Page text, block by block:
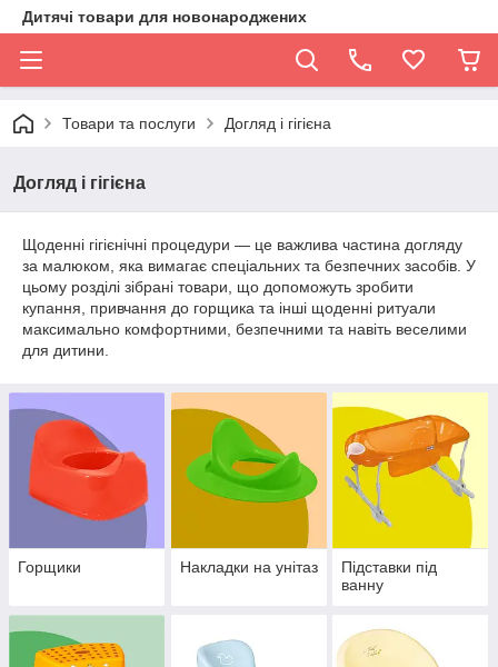
Дитячі товари для новонароджених
Товари та послуги Догляд і гігієна
Догляд і гігієна
Щоденні гігієнічні процедури — це важлива частина догляду
за малюком, яка вимагає спеціальних та безпечних засобів. У
цьому розділі зібрані товари, що допоможуть зробити
купання, привчання до горщика та інші щоденні ритуали
максимально комфортними, безпечними та навіть веселими
для дитини.
Горщики Накладки на унітаз
Підставки під
ванну